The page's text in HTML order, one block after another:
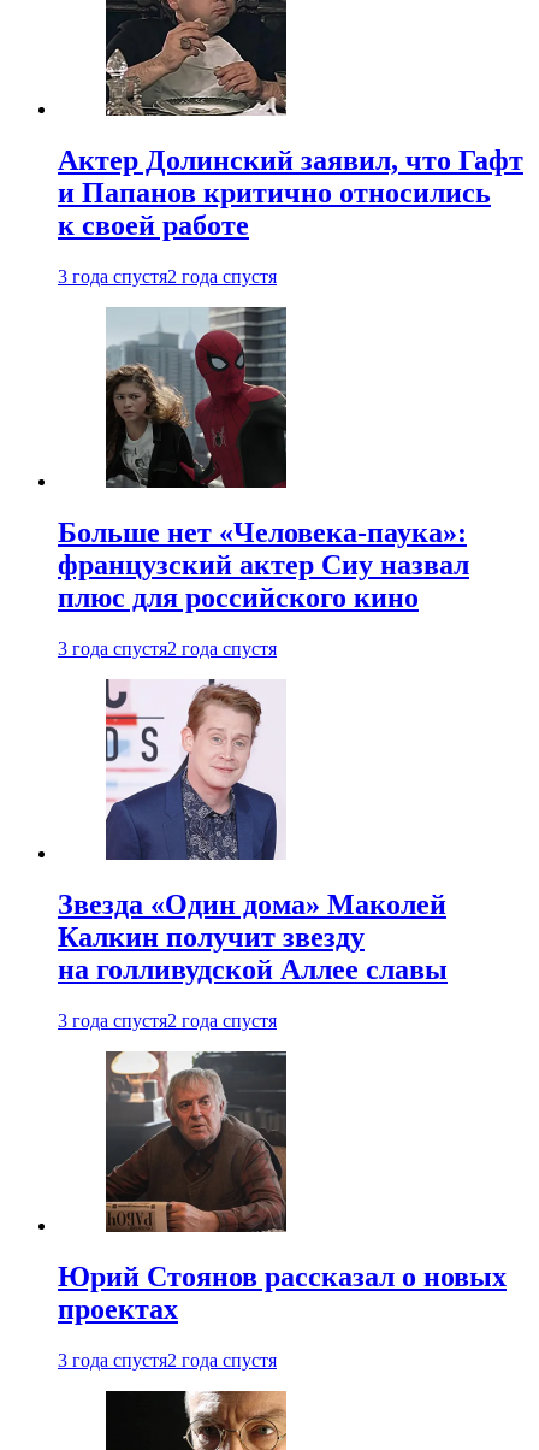
Актер Долинский заявил, что Гафт
и Папанов критично относились
к своей работе
3 года спустя2 года спустя
Больше нет «Человека-паука»:
французский актер Сиу назвал
плюс для российского кино
3 года спустя2 года спустя
Звезда «Один дома» Маколей
Калкин получит звезду
на голливудской Аллее славы
3 года спустя2 года спустя
Юрий Стоянов рассказал о новых
проектах
3 года спустя2 года спустя